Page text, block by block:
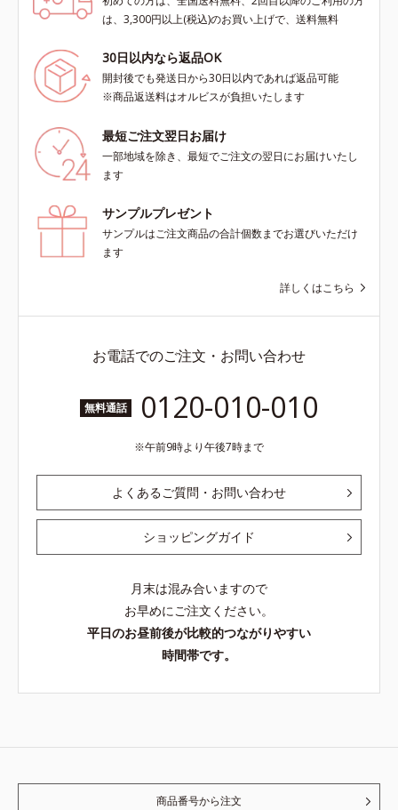
は、3,300円以上(税込)のお買い上げで、送料無料
30日以内なら返品OK
開封後でも発送日から30日以内であれば返品可能
※商品返送料はオルビスが負担いたします
最短ご注文翌日お届け
一部地域を除き、最短でご注文の翌日にお届けいたし
ます
サンプルプレゼント
サンプルはご注文商品の合計個数までお選びいただけ
ます
詳しくはこちら
お電話でのご注文・お問い合わせ
無料通話 0120-010-010
午前9時より午後7時まで
よくあるご質問・お問い合わせ
ショッピングガイド
月末は混み合いますので
お早めにご注文ください。
平日のお昼前後が比較的つながりやすい
時間帯です。
商品番号から注文